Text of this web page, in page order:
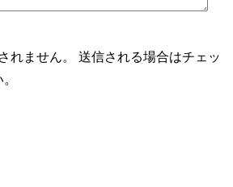
れません。 送信される場合はチェッ